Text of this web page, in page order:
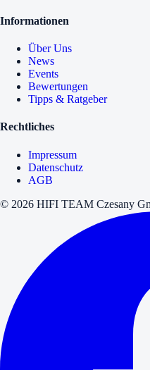
Informationen
Über Uns
News
Events
Bewertungen
Tipps & Ratgeber
Rechtliches
Impressum
Datenschutz
AGB
© 2026 HIFI TEAM Czesany